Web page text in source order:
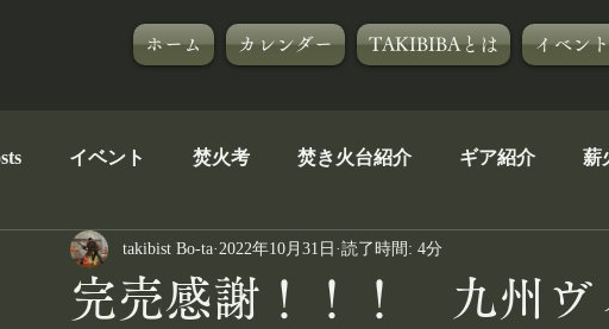
ホーム カレンダー TAKIBIBAとは イベン
イベント 焚火考 焚き火台紹介 ギア紹介 薪
郷に入っては郷のものを 茶道焚火人流 自己紹介
完売感謝！！！ 九州ヴ
takibist Bo-ta 2022年10月31日 読了時間: 4分